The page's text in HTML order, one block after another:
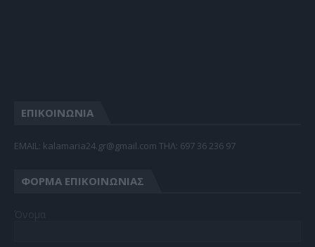
ΕΠΙΚΟΙΝΩΝΙΑ
EMAIL: kalamaria24.gr@gmail.com TΗΛ: 697 36 236 97
ΦΌΡΜΑ ΕΠΙΚΟΙΝΩΝΊΑΣ